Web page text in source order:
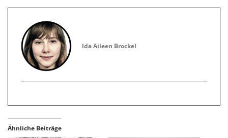
Ida Aileen Brockel
Ähnliche Beiträge